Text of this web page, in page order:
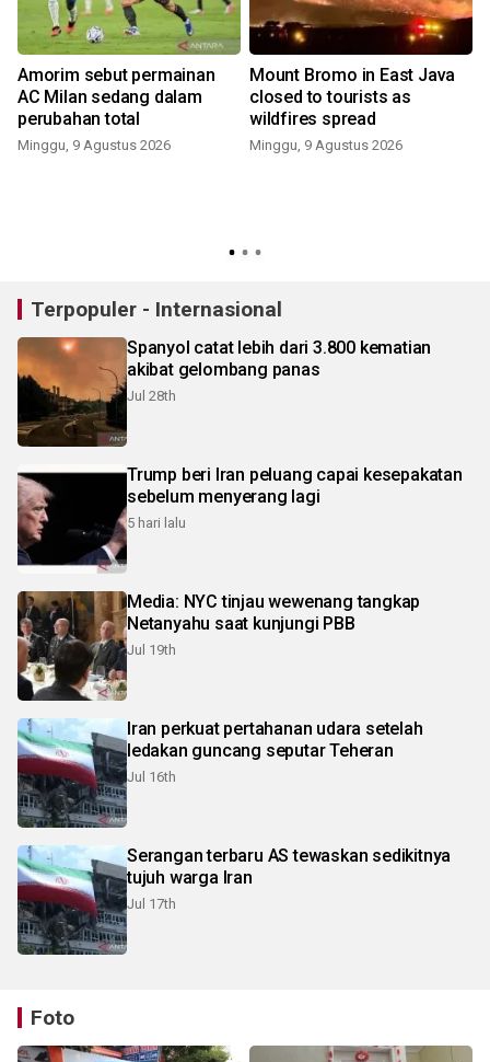
Amorim sebut permainan
AC Milan sedang dalam
perubahan total
Minggu, 9 Agustus 2026
Mount Bromo in East Java
closed to tourists as
wildfires spread
Minggu, 9 Agustus 2026
Terpopuler - Internasional
Spanyol catat lebih dari 3.800 kematian
akibat gelombang panas
Jul 28th
Trump beri Iran peluang capai kesepakatan
sebelum menyerang lagi
5 hari lalu
Media: NYC tinjau wewenang tangkap
Netanyahu saat kunjungi PBB
Jul 19th
Iran perkuat pertahanan udara setelah
ledakan guncang seputar Teheran
Jul 16th
Serangan terbaru AS tewaskan sedikitnya
tujuh warga Iran
Jul 17th
Foto